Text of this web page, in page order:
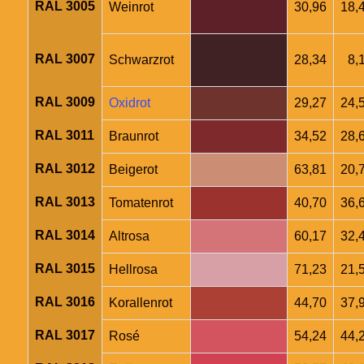
RAL 3005 Weinrot 30,96
RAL 3007 Schwarzrot 28,34
RAL 3009 Oxidrot 29,27
RAL 3011 Braunrot 34,52
RAL 3012 Beigerot 63,81
RAL 3013 Tomatenrot 40,70
RAL 3014 Altrosa 60,17
RAL 3015 Hellrosa 71,23
RAL 3016 Korallenrot 44,70
RAL 3017 Rosé 54,24